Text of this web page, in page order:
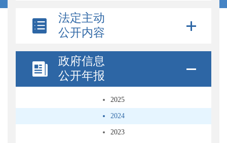
法定主动
公开内容
政府信息
公开年报
2025
2024
2023